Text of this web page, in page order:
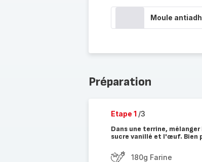
Moule
Préparation
Etape 1 /3
Dans une terrine,
sucre vanillé et l'œuf. Bien
180g Farine